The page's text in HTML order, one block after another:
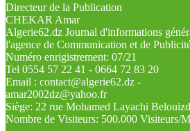
Directeur de la Publication
CHEKAR Amar
Algerie62.dz Journal d'informations
l'agence de Communication et de
Numéro enrigistrement: 07/21
Tel 0554 57 22 41 - 0664 72 83 20
Email : contact@algerie62.dz -
amar2002dz@yahoo.fr
Siège: 22 rue Mohamed Layachi
Nombre de Visiteurs: 500.000 Visiteurs/